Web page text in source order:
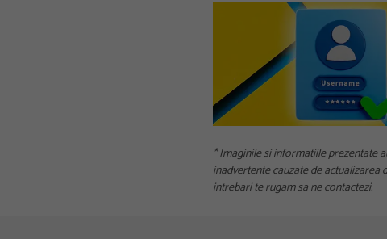
* Imaginile si informatiile prezentate
inadvertente cauzate de
intrebari te rugam sa ne contactezi.